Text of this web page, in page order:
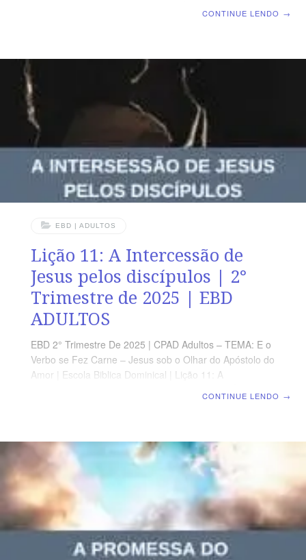
pecado; na Ressurreição, conquistou a vitória sobre a
Morte. LEITURA DIÁRIA Segunda – Jo 16.1-6 Uma
mensagem de despedida antes de enfrentar a
CruzTerça – Jo 16.16 A ausência de Jesus traria um
período
CONTINUE LENDO →
EBD | ADULTOS
Lição 11: A Intercessão de
Jesus pelos discípulos | 2°
Trimestre de 2025 | EBD
ADULTOS
EBD 2° Trimestre De 2025 | CPAD Adultos – TEMA: E o
Verbo se Fez Carne – Jesus sob o Olhar do Apóstolo do
Amor | Escola Biblica Dominical | Lição 11: A
Pai em favor de si próprio, dos seus discípulos e da sua
Igreja ressoa ainda nos dias atuais. LEITURA DIÁRIA
Segunda – Jo 17.1-5
CONTINUE LENDO →